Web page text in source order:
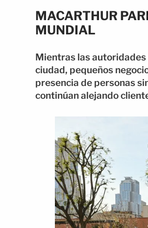
MACARTHUR
MUNDIAL
Mientras las autoridades
ciudad, pequeños
presencia de personas
continúan alejando